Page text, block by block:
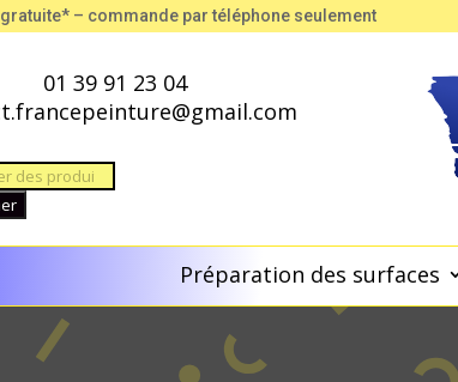
– commande par téléphone seulement
01 39 91 23 04
Préparation des surfaces